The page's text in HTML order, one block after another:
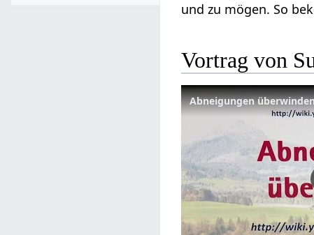
und zu mögen. So
Vortrag von
Abneigungen